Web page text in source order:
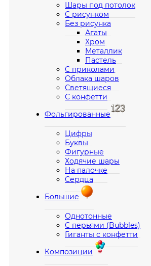
Шары под потолок
С рисунком
Без рисунка
Агаты
Хром
Металлик
Пастель
С приколами
Облака шаров
Светящиеся
С конфетти
Фольгированные
Цифры
Буквы
Фигурные
Ходячие шары
На палочке
Сердца
Большие
Однотонные
С перьями (Bubbles)
Гиганты с конфетти
Композиции